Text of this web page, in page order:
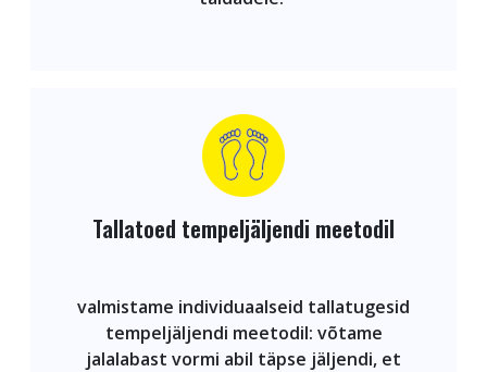
Tallatoed tempeljäljendi meetodil
valmistame individuaalseid tallatugesid
tempeljäljendi meetodil: võtame
jalalabast vormi abil täpse jäljendi, et